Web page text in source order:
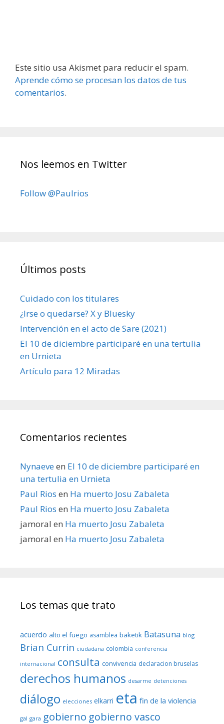
Este sitio usa Akismet para reducir el spam.
Aprende cómo se procesan los datos de tus
comentarios.
Nos leemos en Twitter
Follow @Paulrios
Últimos posts
Cuidado con los titulares
¿Irse o quedarse? X y Bluesky
Intervención en el acto de Sare (2021)
El 10 de diciembre participaré en una tertulia
en Urnieta
Artículo para 12 Miradas
Comentarios recientes
Nynaeveen El 10 de diciembre participaré en
una tertulia en Urnieta
Paul Rios en Ha muerto Josu Zabaleta
Paul Rios en Ha muerto Josu Zabaleta
jamoral en Ha muerto Josu Zabaleta
jamoral en Ha muerto Josu Zabaleta
Los temas que trato
acuerdo alto el fuego asamblea baketik Batasuna blog
Brian Currin ciudadana colombia conferencia
internacional consulta convivencia declaracion bruselas
derechos humanos desarme detenciones
diálogo elecciones elkarri eta fin de la violencia
gal gara gobierno gobierno vasco